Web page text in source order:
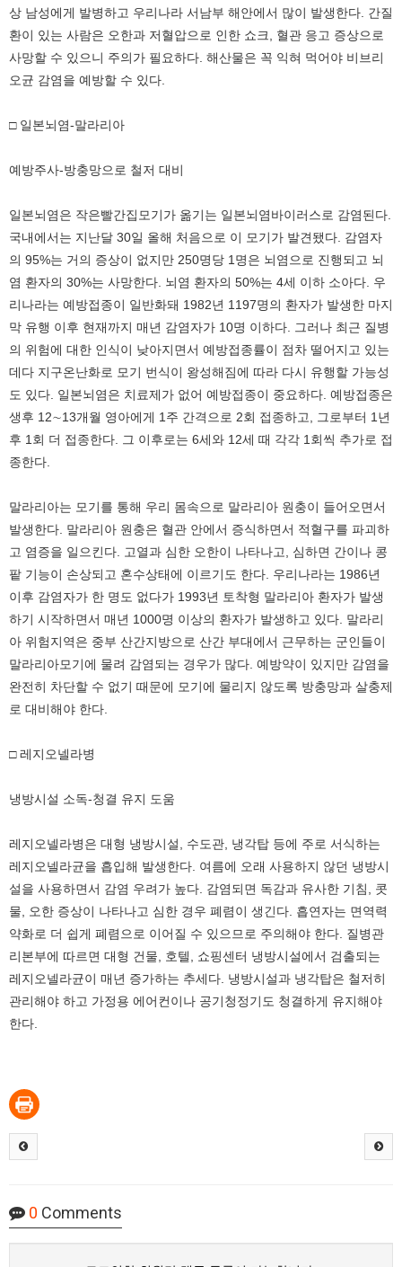
상 남성에게 발병하고 우리나라 서남부 해안에서 많이 발생한다. 간질
환이 있는 사람은 오한과 저혈압으로 인한 쇼크, 혈관 응고 증상으로
사망할 수 있으니 주의가 필요하다. 해산물은 꼭 익혀 먹어야 비브리
오균 감염을 예방할 수 있다.
□ 일본뇌염-말라리아
예방주사-방충망으로 철저 대비
일본뇌염은 작은빨간집모기가 옮기는 일본뇌염바이러스로 감염된다.
국내에서는 지난달 30일 올해 처음으로 이 모기가 발견됐다. 감염자
의 95%는 거의 증상이 없지만 250명당 1명은 뇌염으로 진행되고 뇌
염 환자의 30%는 사망한다. 뇌염 환자의 50%는 4세 이하 소아다. 우
리나라는 예방접종이 일반화돼 1982년 1197명의 환자가 발생한 마지
막 유행 이후 현재까지 매년 감염자가 10명 이하다. 그러나 최근 질병
의 위험에 대한 인식이 낮아지면서 예방접종률이 점차 떨어지고 있는
데다 지구온난화로 모기 번식이 왕성해짐에 따라 다시 유행할 가능성
도 있다. 일본뇌염은 치료제가 없어 예방접종이 중요하다. 예방접종은
생후 12∼13개월 영아에게 1주 간격으로 2회 접종하고, 그로부터 1년
후 1회 더 접종한다. 그 이후로는 6세와 12세 때 각각 1회씩 추가로 접
종한다.
말라리아는 모기를 통해 우리 몸속으로 말라리아 원충이 들어오면서
발생한다. 말라리아 원충은 혈관 안에서 증식하면서 적혈구를 파괴하
고 염증을 일으킨다. 고열과 심한 오한이 나타나고, 심하면 간이나 콩
팥 기능이 손상되고 혼수상태에 이르기도 한다. 우리나라는 1986년
이후 감염자가 한 명도 없다가 1993년 토착형 말라리아 환자가 발생
하기 시작하면서 매년 1000명 이상의 환자가 발생하고 있다. 말라리
아 위험지역은 중부 산간지방으로 산간 부대에서 근무하는 군인들이
말라리아모기에 물려 감염되는 경우가 많다. 예방약이 있지만 감염을
완전히 차단할 수 없기 때문에 모기에 물리지 않도록 방충망과 살충제
로 대비해야 한다.
□ 레지오넬라병
냉방시설 소독-청결 유지 도움
레지오넬라병은 대형 냉방시설, 수도관, 냉각탑 등에 주로 서식하는
레지오넬라균을 흡입해 발생한다. 여름에 오래 사용하지 않던 냉방시
설을 사용하면서 감염 우려가 높다. 감염되면 독감과 유사한 기침, 콧
물, 오한 증상이 나타나고 심한 경우 폐렴이 생긴다. 흡연자는 면역력
약화로 더 쉽게 폐렴으로 이어질 수 있으므로 주의해야 한다. 질병관
리본부에 따르면 대형 건물, 호텔, 쇼핑센터 냉방시설에서 검출되는
레지오넬라균이 매년 증가하는 추세다. 냉방시설과 냉각탑은 철저히
관리해야 하고 가정용 에어컨이나 공기청정기도 청결하게 유지해야
한다.
0 Comments